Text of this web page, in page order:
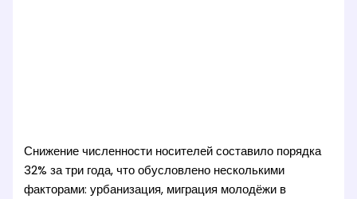
Снижение численности носителей составило порядка
32% за три года, что обусловлено несколькими
факторами: урбанизация, миграция молодёжи в